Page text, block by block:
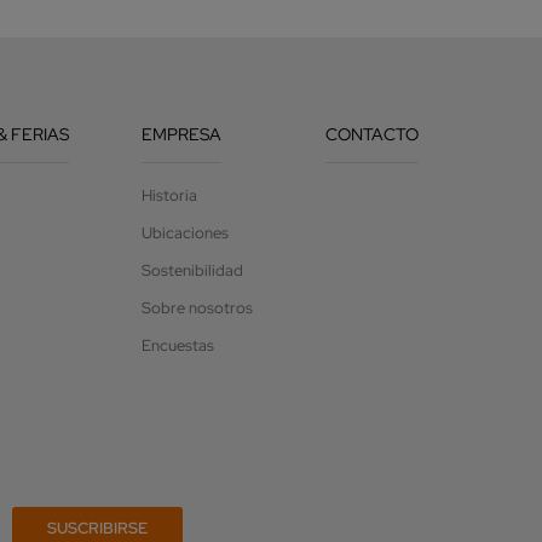
FERIAS EMPRESA
Historia
Ubicaciones
Sostenibilidad
Sobre nosotros
Encuestas
CONTACTO